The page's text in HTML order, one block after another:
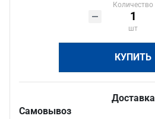
Количество
шт
КУПИТЬ
Доставка
Самовывоз